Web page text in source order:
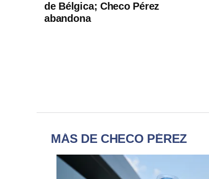
de Bélgica; Checo Pérez
abandona
MÁS DE CHECO PÉREZ